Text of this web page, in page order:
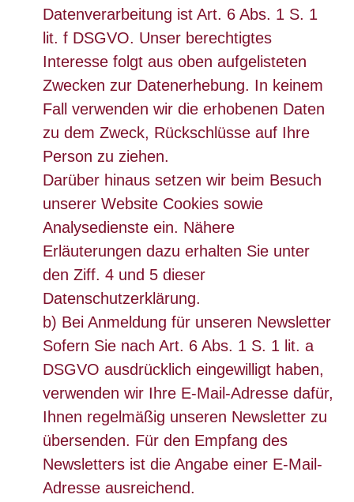
Datenverarbeitung ist Art. 6 Abs. 1 S. 1
lit. f DSGVO. Unser berechtigtes
Interesse folgt aus oben aufgelisteten
Zwecken zur Datenerhebung. In keinem
Fall verwenden wir die erhobenen Daten
zu dem Zweck, Rückschlüsse auf Ihre
Person zu ziehen.
Darüber hinaus setzen wir beim Besuch
unserer Website Cookies sowie
Analysedienste ein. Nähere
Erläuterungen dazu erhalten Sie unter
den Ziff. 4 und 5 dieser
Datenschutzerklärung.
b) Bei Anmeldung für unseren Newsletter
Sofern Sie nach Art. 6 Abs. 1 S. 1 lit. a
DSGVO ausdrücklich eingewilligt haben,
verwenden wir Ihre E-Mail-Adresse dafür,
Ihnen regelmäßig unseren Newsletter zu
übersenden. Für den Empfang des
Newsletters ist die Angabe einer E-Mail-
Adresse ausreichend.